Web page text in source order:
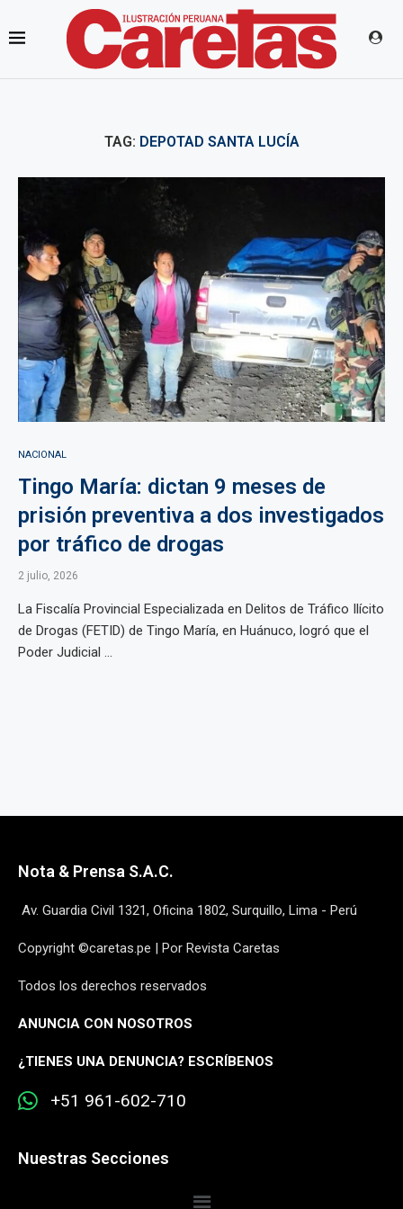
TAG: DEPOTAD SANTA LUCÍA
NACIONAL
Tingo María: dictan 9 meses de
prisión preventiva a dos investigados
por tráfico de drogas
2 julio, 2026
La Fiscalía Provincial Especializada en Delitos de Tráfico Ilícito
de Drogas (FETID) de Tingo María, en Huánuco, logró que el
Poder Judicial ...
Nota & Prensa S.A.C.
Av. Guardia Civil 1321, Oficina 1802, Surquillo, Lima - Perú
Copyright ©caretas.pe | Por Revista Caretas
Todos los derechos reservados
ANUNCIA CON NOSOTROS
¿TIENES UNA DENUNCIA? ESCRÍBENOS
+51 961-602-710
Nuestras Secciones